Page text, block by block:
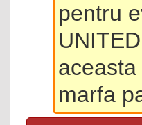
pentru
marfa